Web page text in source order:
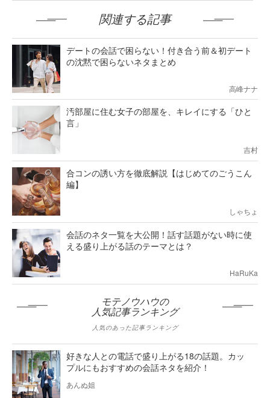
関連する記事
デートの会話で困らない！付き合う前＆初デート
の沈黙で困らないネタまとめ
高峰ナナ
汚部屋に住む女子の部屋を、キレイにする「ひと
言」
吉村
合コンの誘い方を徹底解説【はじめてのごうこん
編】
しゃちょ
会話のネタ一覧を大公開！話す話題がない時に使
える盛り上がる話のテーマとは？
HaRuKa
モテノウハウの
人気記事ランキング
人気のあった記事ランキング
好きな人との電話で盛り上がる18の話題。カッ
プルにもおすすめの会話ネタを紹介！
あんぬ姐